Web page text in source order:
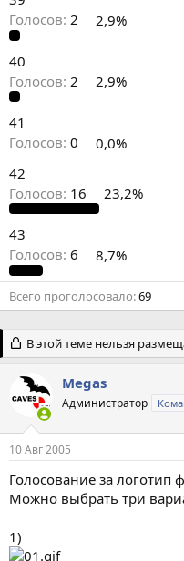
Голосов: 2 2,9%
40
Голосов: 2 2,9%
41
Голосов: 0
0,0%
42
Голосов: 16 23,2%
43
Голосов: 6 8,7%
Всего проголосовало 69
В этой теме нельзя
Megas
Администратор
10 Авг 2005
Голосование за логотип
Можно выбрать три
1)